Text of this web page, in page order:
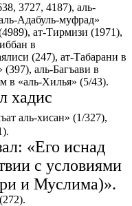
3727, 4187), аль-
Адабуль-муфрад»
ат-Тирмизи (1971),
в
(247), ат-Табарани в
(397), аль-Багъави в
в «аль-Хилья» (5/43).
хадис
аль-хисан» (1/327),
«Его иснад
с условиями
и Муслима)».